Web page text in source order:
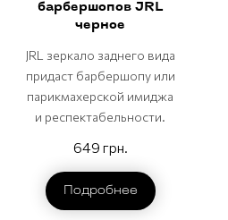
барбершопов JRL
черное
JRL зеркало заднего вида
придаст барбершопу или
парикмахерской имиджа
и респектабельности.
649 грн.
Подробнее